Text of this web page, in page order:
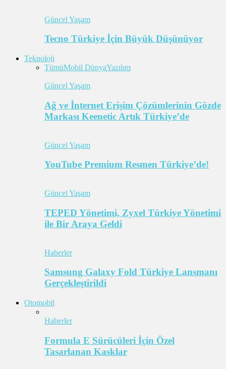
Güncel Yaşam
Tecno Türkiye İçin Büyük Düşünüyor
Teknoloji
TümüMobil DünyaYazılım
Güncel Yaşam
Ağ ve İnternet Erişim Çözümlerinin Gözde
Markası Keenetic Artık Türkiye’de
Güncel Yaşam
YouTube Premium Resmen Türkiye’de!
Güncel Yaşam
TEPED Yönetimi, Zyxel Türkiye Yönetimi
ile Bir Araya Geldi
Haberler
Samsung Galaxy Fold Türkiye Lansmanı
Gerçekleştirildi
Otomobil
Haberler
Formula E Sürücüleri İçin Özel
Tasarlanan Kasklar